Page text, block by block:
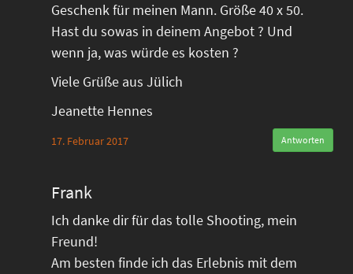
Geschenk für meinen Mann. Größe 40 x 50.
Hast du sowas in deinem Angebot ? Und
wenn ja, was würde es kosten ?
Viele Grüße aus Jülich
Jeanette Hennes
17. Februar 2017 Antworten
Frank
Ich danke dir für das tolle Shooting, mein
Freund!
Am besten finde ich das Erlebnis mit dem